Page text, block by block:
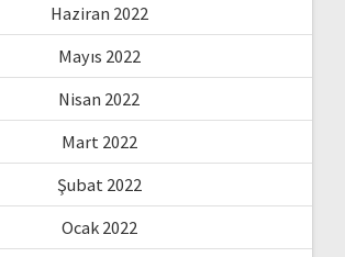
Haziran 2022
Mayıs 2022
Nisan 2022
Mart 2022
Şubat 2022
Ocak 2022